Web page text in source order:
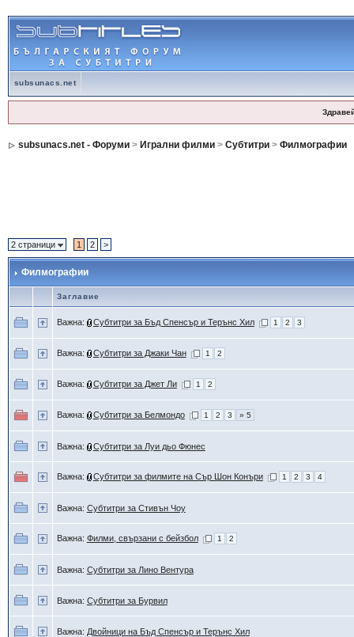
subsunacs.net
subsunacs.net - Форуми> Игрални филми> Субтитри> Филмографии
2 страници 1 2 >
Филмографии
Заглавие
Важна: Субтитри за Бъд Спенсър и Терънс Хил 1 2 3
Важна: Субтитри за Джаки Чан 1 2
Важна: Субтитри за Джет Ли 1 2
Важна: Субтитри за Белмондо 1 2 3 » 5
Важна: Субтитри за Луи дьо Фюнес
Важна: Субтитри за филмите на Сър Шон Конъри 1 2 3 4
Важна: Субтитри за Стивън Чоу
Важна: Филми, свързани с бейзбол 1 2
Важна: Субтитри за Лино Вентура
Важна: Субтитри за Бурвил
Важна: Двойници на Бъд Спенсър и Терънс Хил